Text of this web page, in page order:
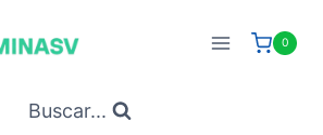
0
Buscar...